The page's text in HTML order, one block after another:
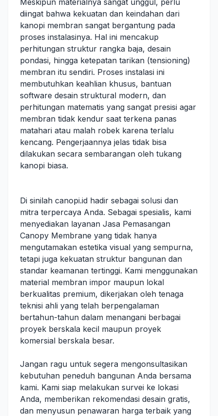
Meskipun materialnya sangat unggul, perlu
diingat bahwa kekuatan dan keindahan dari
kanopi membran sangat bergantung pada
proses instalasinya. Hal ini mencakup
perhitungan struktur rangka baja, desain
pondasi, hingga ketepatan tarikan (tensioning)
membran itu sendiri. Proses instalasi ini
membutuhkan keahlian khusus, bantuan
software desain struktural modern, dan
perhitungan matematis yang sangat presisi agar
membran tidak kendur saat terkena panas
matahari atau malah robek karena terlalu
kencang. Pengerjaannya jelas tidak bisa
dilakukan secara sembarangan oleh tukang
kanopi biasa.
Di sinilah canopi.id hadir sebagai solusi dan
mitra terpercaya Anda. Sebagai spesialis, kami
menyediakan layanan Jasa Pemasangan
Canopy Membrane yang tidak hanya
mengutamakan estetika visual yang sempurna,
tetapi juga kekuatan struktur bangunan dan
standar keamanan tertinggi. Kami menggunakan
material membran impor maupun lokal
berkualitas premium, dikerjakan oleh tenaga
teknisi ahli yang telah berpengalaman
bertahun-tahun dalam menangani berbagai
proyek berskala kecil maupun proyek
komersial berskala besar.
Jangan ragu untuk segera mengonsultasikan
kebutuhan peneduh bangunan Anda bersama
kami. Kami siap melakukan survei ke lokasi
Anda, memberikan rekomendasi desain gratis,
dan menyusun penawaran harga terbaik yang